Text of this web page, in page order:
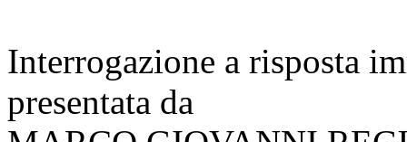
Interrogazione a risposta
presentata da